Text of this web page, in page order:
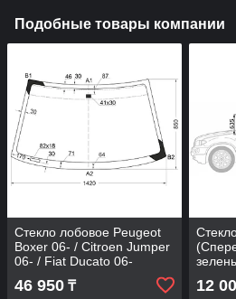
Подобные товары компании
Стекло лобовое Peugeot
Boxer 06- / Citroen Jumper
06- / Fiat Ducato 06-
46 950 ₸
06- /
Fiat
12